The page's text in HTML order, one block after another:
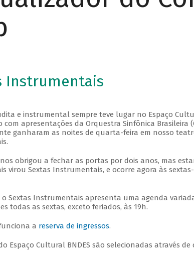
Instrumentais
e instrumental sempre teve lugar no Espaço
com apresentações da Orquestra Sinfônica Brasileira
ganharam as noites de quarta-feira em nosso
obrigou a fechar as portas por dois anos, mas
virou Sextas Instrumentais, e ocorre agora às
Sextas Instrumentais apresenta uma agenda
todas as sextas, exceto feriados, às 19h.
a reserva de ingressos.
Espaço Cultural BNDES são selecionadas através